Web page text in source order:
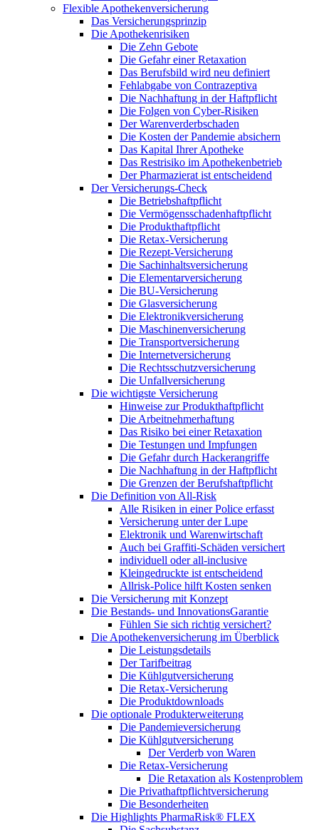
Flexible Apothekenversicherung
Das Versicherungsprinzip
Die Apothekenrisiken
Die Zehn Gebote
Die Gefahr einer Retaxation
Das Berufsbild wird neu definiert
Fehlabgabe von Contrazeptiva
Die Nachhaftung in der Haftpflicht
Die Folgen von Cyber-Risiken
Der Warenverderbschaden
Die Kosten der Pandemie absichern
Das Kapital Ihrer Apotheke
Das Restrisiko im Apothekenbetrieb
Der Pharmazierat ist entscheidend
Der Versicherungs-Check
Die Betriebshaftpflicht
Die Vermögensschadenhaftpflicht
Die Produkthaftpflicht
Die Retax-Versicherung
Die Rezept-Versicherung
Die Sachinhaltsversicherung
Die Elementarversicherung
Die BU-Versicherung
Die Glasversicherung
Die Elektronikversicherung
Die Maschinenversicherung
Die Transportversicherung
Die Internetversicherung
Die Rechtsschutzversicherung
Die Unfallversicherung
Die wichtigste Versicherung
Hinweise zur Produkthaftpflicht
Die Arbeitnehmerhaftung
Das Risiko bei einer Retaxation
Die Testungen und Impfungen
Die Gefahr durch Hackerangriffe
Die Nachhaftung in der Haftpflicht
Die Grenzen der Berufshaftpflicht
Die Definition von All-Risk
Alle Risiken in einer Police erfasst
Versicherung unter der Lupe
Elektronik und Warenwirtschaft
Auch bei Graffiti-Schäden versichert
individuell oder all-inclusive
Kleingedruckte ist entscheidend
Allrisk-Police hilft Kosten senken
Die Versicherung mit Konzept
Die Bestands- und InnovationsGarantie
Fühlen Sie sich richtig versichert?
Die Apothekenversicherung im Überblick
Die Leistungsdetails
Der Tarifbeitrag
Die Kühlgutversicherung
Die Retax-Versicherung
Die Produktdownloads
Die optionale Produkterweiterung
Die Pandemieversicherung
Die Kühlgutversicherung
Der Verderb von Waren
Die Retax-Versicherung
Die Retaxation als Kostenproblem
Die Privathaftpflichtversicherung
Die Besonderheiten
Die Highlights PharmaRisk® FLEX